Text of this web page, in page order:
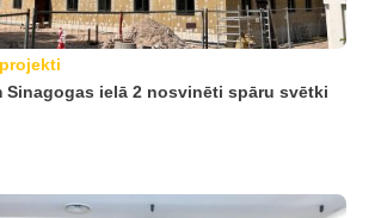
Sinagogas ielā 2 nosvinēti spāru svētki